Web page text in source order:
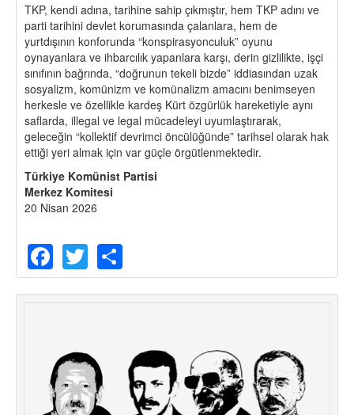
TKP, kendi adına, tarihine sahip çıkmıştır, hem TKP adını ve
parti tarihini devlet korumasında çalanlara, hem de
yurtdışının konforunda “konspirasyonculuk” oyunu
oynayanlara ve ihbarcılık yapanlara karşı, derin gizlilikte, işçi
sınıfının bağrında, “doğrunun tekeli bizde” iddiasından uzak
sosyalizm, komünizm ve komünalizm amacını benimseyen
herkesle ve özellikle kardeş Kürt özgürlük hareketiyle aynı
saflarda, illegal ve legal mücadeleyi uyumlaştırarak,
geleceğin “kollektif devrimci öncülüğünde” tarihsel olarak hak
ettiği yeri almak için var güçle örgütlenmektedir.
Türkiye Komünist Partisi
Merkez Komitesi
20 Nisan 2026
Facebook
Twitter